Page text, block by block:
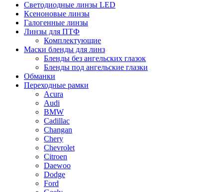
Светодиодные линзы LED
Ксеноновые линзы
Галогенные линзы
Линзы для ПТФ
Комплектующие
Маски бленды для линз
Бленды без ангельских глазок
Бленды под ангельские глазки
Обманки
Переходные рамки
Acura
Audi
BMW
Cadillac
Changan
Chery
Chevrolet
Citroen
Daewoo
Dodge
Ford